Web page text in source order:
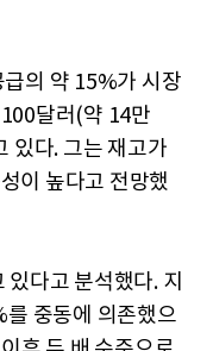
의 약 15%가 시장
달러(약 14만
있다. 그는 재고가
이 높다고 전망했
다고 분석했다. 지
중동에 의존했으